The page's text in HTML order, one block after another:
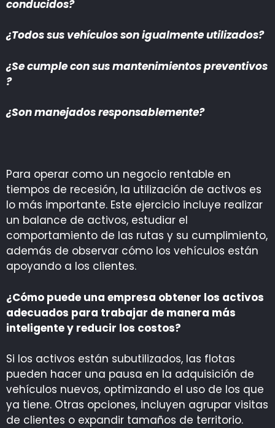
conducidos?
¿Todos sus vehículos son igualmente utilizados?
¿Se cumple con sus mantenimientos preventivos
?
¿Son manejados responsablemente?
Para operar como un negocio rentable en
tiempos de recesión, la utilización de activos es
lo más importante. Este ejercicio incluye realizar
un balance de activos, estudiar el
comportamiento de las rutas y su cumplimiento,
además de observar cómo los vehículos están
apoyando a los clientes.
¿Cómo puede una empresa obtener los activos
adecuados para trabajar de manera más
inteligente y reducir los costos?
Si los activos están subutilizados, las flotas
pueden hacer una pausa en la adquisición de
vehículos nuevos, optimizando el uso de los que
ya tiene. Otras opciones, incluyen agrupar visitas
de clientes o expandir tamaños de territorio.